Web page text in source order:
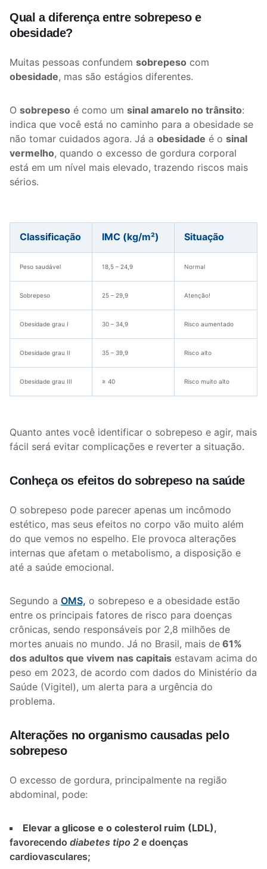
Qual a diferença entre sobrepeso e
obesidade?
Muitas pessoas confundem sobrepeso com
obesidade, mas são estágios diferentes.
O sobrepeso é como um sinal amarelo no trânsito:
indica que você está no caminho para a obesidade se
não tomar cuidados agora. Já a obesidade é o sinal
vermelho, quando o excesso de gordura corporal
está em um nível mais elevado, trazendo riscos mais
sérios.
Classificação IMC (kg/m²) Situação
Peso saudável 18,5 – 24,9 Normal
Sobrepeso 25 – 29,9 Atenção!
Obesidade grau I 30 – 34,9 Risco aumentado
Obesidade grau II 35 – 39,9 Risco alto
Obesidade grau III ≥ 40 Risco muito alto
Quanto antes você identificar o sobrepeso e agir, mais
fácil será evitar complicações e reverter a situação.
Conheça os efeitos do sobrepeso na saúde
O sobrepeso pode parecer apenas um incômodo
estético, mas seus efeitos no corpo vão muito além
do que vemos no espelho. Ele provoca alterações
internas que afetam o metabolismo, a disposição e
até a saúde emocional.
Segundo a OMS, o sobrepeso e a obesidade estão
entre os principais fatores de risco para doenças
crônicas, sendo responsáveis por 2,8 milhões de
mortes anuais no mundo. Já no Brasil, mais de 61%
dos adultos que vivem nas capitais estavam acima do
peso em 2023, de acordo com dados do Ministério da
Saúde (Vigitel), um alerta para a urgência do
problema.
Alterações no organismo causadas pelo
sobrepeso
O excesso de gordura, principalmente na região
abdominal, pode:
Elevar a glicose e o colesterol ruim (LDL),
favorecendo diabetes tipo 2 e doenças
cardiovasculares;